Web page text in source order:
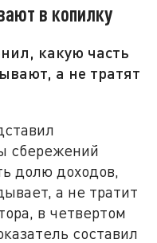
в копилку
какую часть
а не тратят
сбережений
долю доходов,
а не тратит
в четвертом
составил